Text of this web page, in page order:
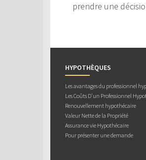
prendre une
HYPOTHÈQUES
Les avantages du professionnel
Les Coûts D’un Professionnel
Renouvellement hypothécaire
Valeur Nette de la Propriété
Assurance vie Hypothécaire
Pour présenter une demande